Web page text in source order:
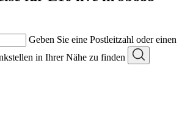
Geben Sie eine Postleitzahl oder einen
in Ihrer Nähe zu finden